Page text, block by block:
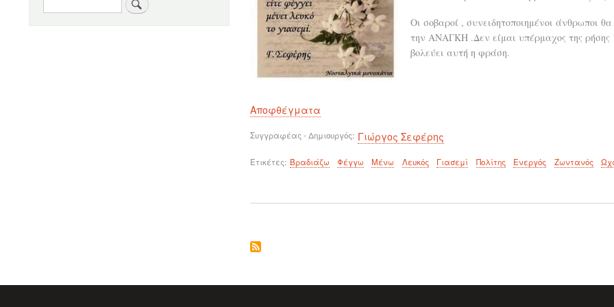
Οι σοβαροί , συνειδητοποιημένοι άνθρωποι
την ΑΝΑΓΚΗ .Δεν είμαι υπέρμαχος της ρήσης
βολεύει αυτή η φράση.
Αποφθέγματα
Συγγραφέας - Δημιουργός Γιώργος Σεφέρης
Ετικέτες Βραδιάζω Φέγγω Μένω Λευκός Γιασεμί Πολίτης Ενεργός Ζωντανός